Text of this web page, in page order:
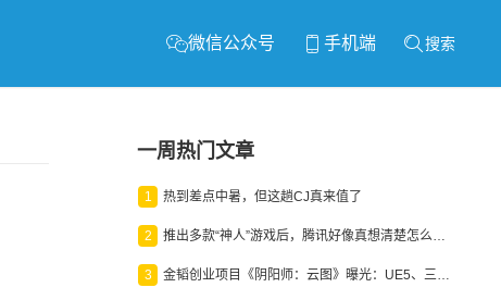
微信公众号 手机端 搜索
一周热门文章
1 热到差点中暑，但这趟CJ真来值了
2 推出多款“神人”游戏后，腾讯好像真想清楚怎么做二次元了
3 金韬创业项目《阴阳师：云图》曝光：UE5、三端互通、ARPG